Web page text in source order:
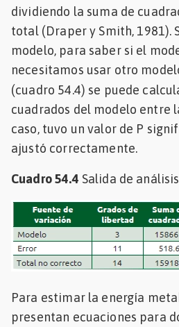
dividiendo la suma de
total (Draper y Smith, 1981).
modelo, para saber si el
necesitamos usar otro
(cuadro 54.4) se puede
cuadrados del modelo entre
caso, tuvo un valor de P
ajustó correctamente.
Cuadro 54.4 Salida de
Para estimar la energía
presentan ecuaciones para